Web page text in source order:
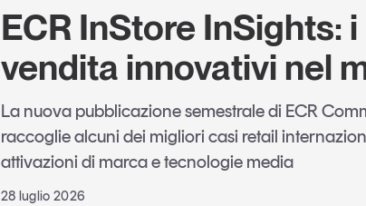
ECR InStore InSights:
vendita innovativi nel
La nuova pubblicazione semestrale di ECR
raccoglie alcuni dei migliori casi retail
attivazioni di marca e tecnologie media
28 luglio 2026